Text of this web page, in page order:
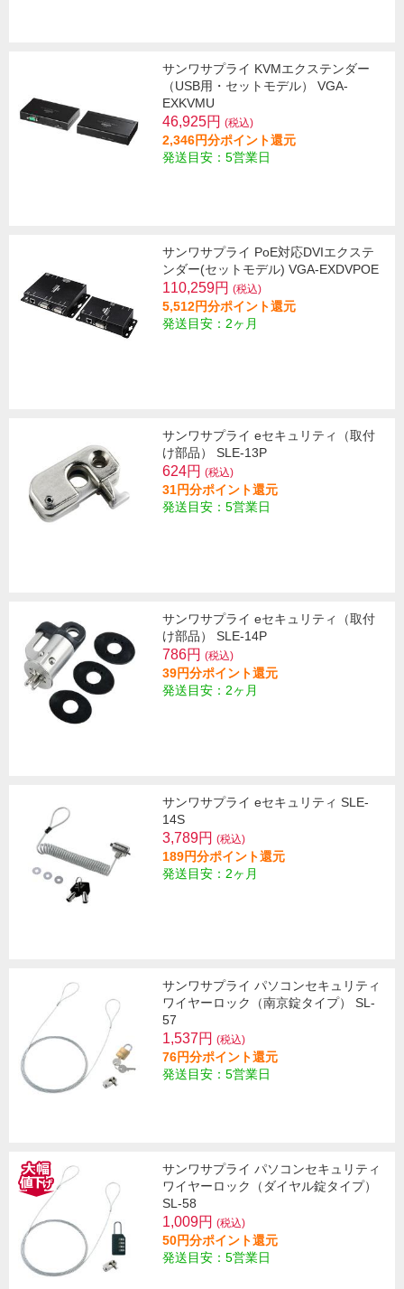
サンワサプライ KVMエクステンダー
（USB用・セットモデル） VGA-
EXKVMU
46,925円 (税込)
2,346円分ポイント還元
発送目安：5営業日
サンワサプライ PoE対応DVIエクステ
ンダー(セットモデル) VGA-EXDVPOE
110,259円 (税込)
5,512円分ポイント還元
発送目安：2ヶ月
サンワサプライ eセキュリティ（取付
け部品） SLE-13P
624円 (税込)
31円分ポイント還元
発送目安：5営業日
サンワサプライ eセキュリティ（取付
け部品） SLE-14P
786円 (税込)
39円分ポイント還元
発送目安：2ヶ月
サンワサプライ eセキュリティ SLE-
14S
3,789円 (税込)
189円分ポイント還元
発送目安：2ヶ月
サンワサプライ パソコンセキュリティ
ワイヤーロック（南京錠タイプ） SL-
57
1,537円 (税込)
76円分ポイント還元
発送目安：5営業日
サンワサプライ パソコンセキュリティ
ワイヤーロック（ダイヤル錠タイプ）
SL-58
1,009円 (税込)
50円分ポイント還元
発送目安：5営業日